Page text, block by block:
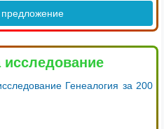
исследование
Генеалогия за 200